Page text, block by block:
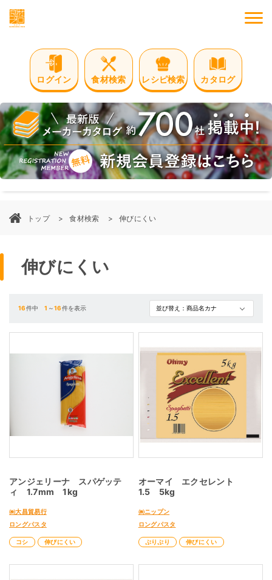
ログイン 食材検索 レシピ検索 カタログ
トップ 食材検索 伸びにくい
伸びにくい
16件中1 ～16件を表示
アンジェリーナ スパゲッテ
ィ 1.7mm 1kg
㈱大昌貿易行
ロングパスタ
コシ 伸びにくい
オーマイ エクセレント
1.5 5kg
㈱ニップン
ロングパスタ
ぷりぷり 伸びにくい